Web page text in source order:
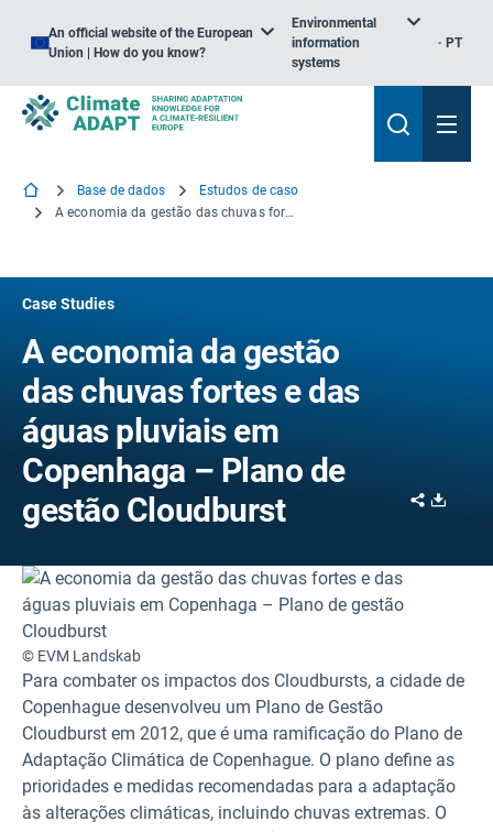
An official website of the European
Union | How do you know?
Environmental
information
systems
PT
Base de dados
Estudos de caso
A economia da gestão das chuvas fortes e das águas pluviais em Copenhaga – Plano de gestão Cloudburst
Case Studies
A economia da gestão
das chuvas fortes e das
águas pluviais em
Copenhaga – Plano de
gestão Cloudburst
Share
© EVM Landskab
Para combater os impactos dos Cloudbursts, a cidade de
Copenhague desenvolveu um Plano de Gestão
Cloudburst em 2012, que é uma ramificação do Plano de
Adaptação Climática de Copenhague. O plano define as
prioridades e medidas recomendadas para a adaptação
às alterações climáticas, incluindo chuvas extremas. O